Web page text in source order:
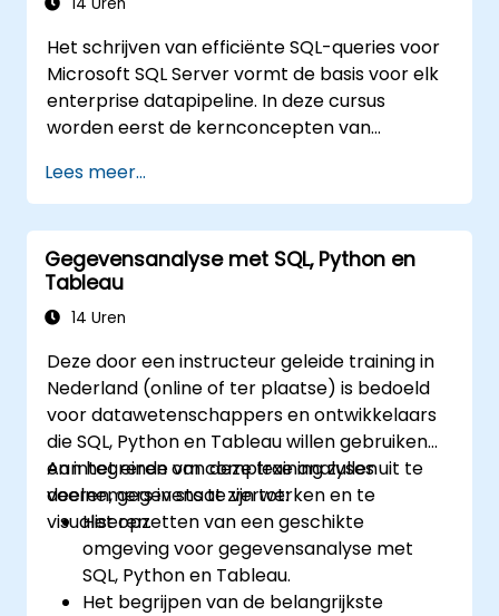
Het schrijven van efficiënte SQL-queries voor
Microsoft SQL Server vormt de basis voor elk
enterprise datapipeline. In deze cursus
worden eerst de kernconcepten van
accent komt te liggen op gegevensophalen,
filteren, sorteren en samenvoegen met
behulp van groeperingsfuncties en
subqueries. Deelnemers leren ook hoe ze
meerdere tabellen kunnen combineren, hoe
setoperators toe te passen zijn en welke
zijn om betrouwbare zakelijke inzichten uit
gegevens te halen.
Lees meer...
Gegevensanalyse met SQL, Python en
Tableau
14 Uren
Deze door een instructeur geleide training in
Nederland (online of ter plaatse) is bedoeld
voor datawetenschappers en ontwikkelaars
die SQL, Python en Tableau willen gebruiken
en integreren om complexe analyses uit te
voeren, gegevens te verwerken en te
visualiseren.
Aan het einde van deze training zullen
deelnemers in staat zijn tot:
Het opzetten van een geschikte
omgeving voor gegevensanalyse met
SQL, Python en Tableau.
Het begrijpen van de belangrijkste